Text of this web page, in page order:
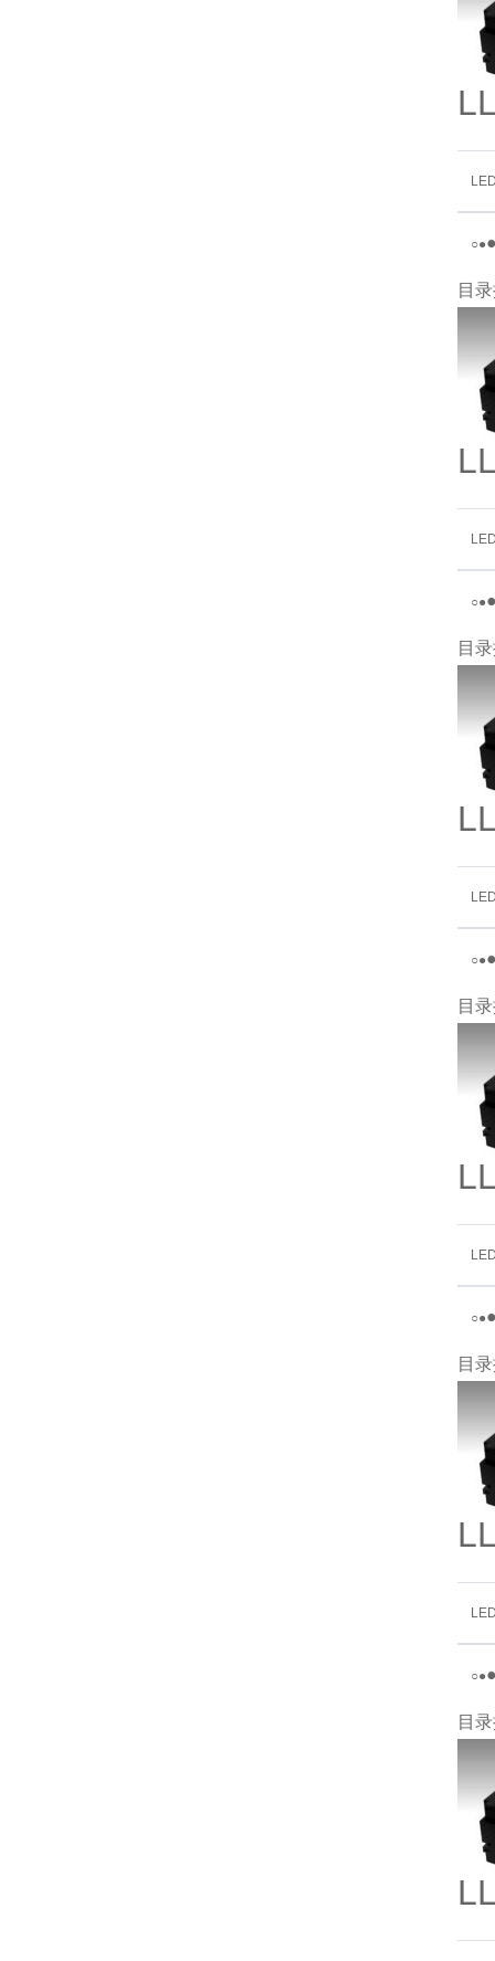
○●
目
○●
目
○●
目
○●
目
○●
目